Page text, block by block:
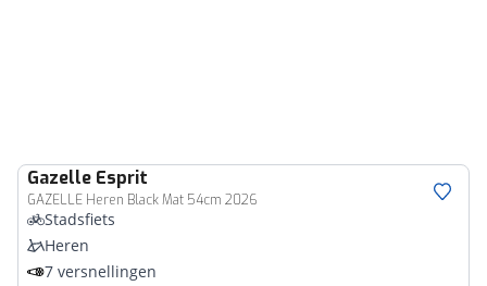
Gazelle Esprit
GAZELLE Heren Black Mat 54cm 2026
Stadsfiets
Heren
7 versnellingen